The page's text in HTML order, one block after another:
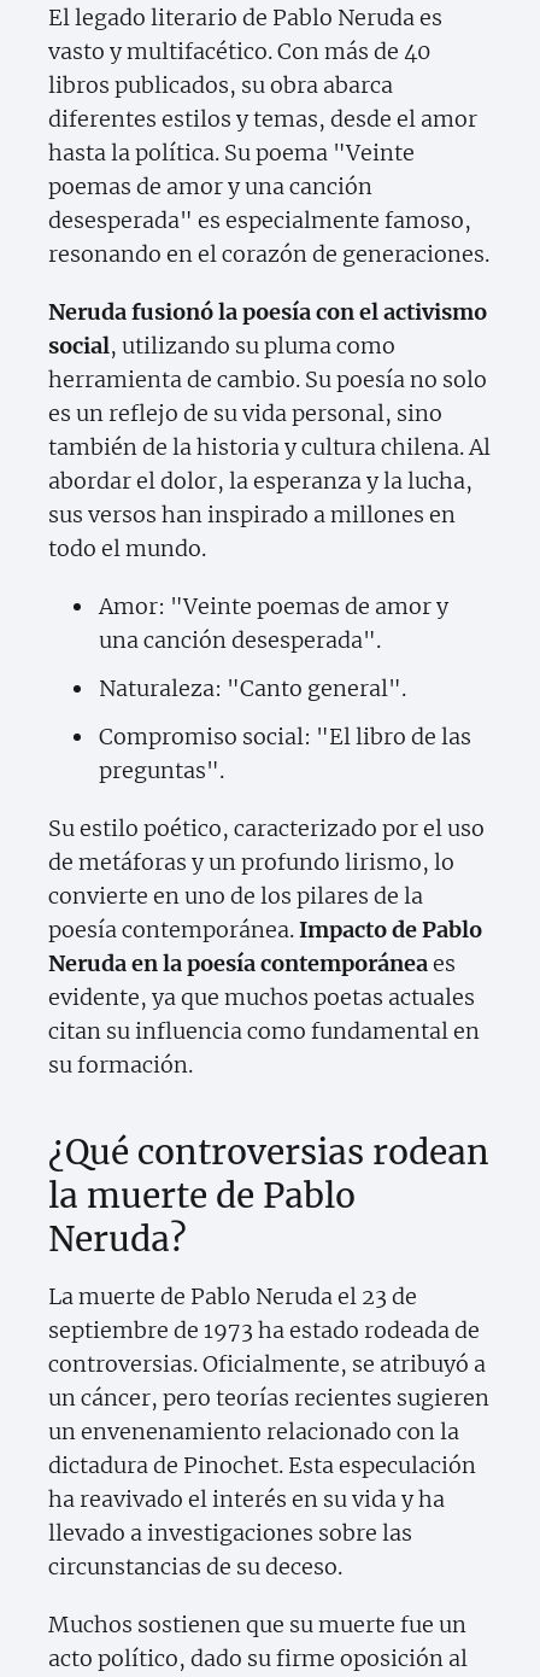
El legado literario de Pablo Neruda es
vasto y multifacético. Con más de 40
libros publicados, su obra abarca
diferentes estilos y temas, desde el amor
hasta la política. Su poema "Veinte
poemas de amor y una canción
desesperada" es especialmente famoso,
resonando en el corazón de generaciones.
Neruda fusionó la poesía con el activismo
social, utilizando su pluma como
herramienta de cambio. Su poesía no solo
es un reflejo de su vida personal, sino
también de la historia y cultura chilena. Al
abordar el dolor, la esperanza y la lucha,
sus versos han inspirado a millones en
todo el mundo.
Amor: "Veinte poemas de amor y
una canción desesperada".
Naturaleza: "Canto general".
Compromiso social: "El libro de las
preguntas".
Su estilo poético, caracterizado por el uso
de metáforas y un profundo lirismo, lo
convierte en uno de los pilares de la
poesía contemporánea.Impacto de Pablo
Neruda en la poesía contemporáneaes
evidente, ya que muchos poetas actuales
citan su influencia como fundamental en
su formación.
¿Qué controversias rodean
la muerte de Pablo
Neruda?
La muerte de Pablo Neruda el 23 de
septiembre de 1973 ha estado rodeada de
controversias. Oficialmente, se atribuyó a
un cáncer, pero teorías recientes sugieren
un envenenamiento relacionado con la
dictadura de Pinochet. Esta especulación
ha reavivado el interés en su vida y ha
llevado a investigaciones sobre las
circunstancias de su deceso.
Muchos sostienen que su muerte fue un
acto político, dado su firme oposición al